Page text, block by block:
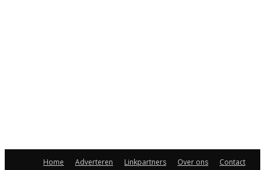
Home Adverteren Linkpartners Over ons
Contact